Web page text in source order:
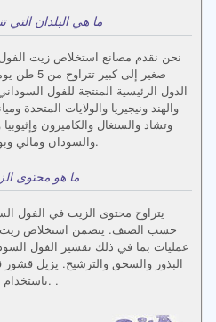
ما هي البلدان التي
نحن نقدم مصانع استخلاص زيت
الدول الرئيسية المنتجة للفول
والهند ونيجيريا والولايات المتحدة
وتشاد والسنغال والكاميرون وإثيوبيا
والسودان ومالي وبوركينا فاسو وإندونيسيا.
ما هو محتوى
حسب الصنف. يتضمن استخلاص زيت
عمليات بما في ذلك تقشير الفول
البذور والسحق والترشيح. يزيل
باستخدام مبدأ الاحتكاك والضغط. .